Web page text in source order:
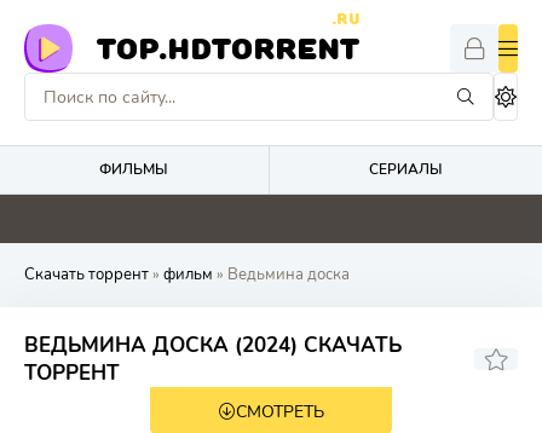
TOP.HDTORRENT
.RU
ФИЛЬМЫ СЕРИАЛЫ
0 0 0 0
Скачать торрент» фильм » Ведьмина доска
ВЕДЬМИНА ДОСКА (2024) СКАЧАТЬ
ТОРРЕНТ
5.729 5.7
СМОТРЕТЬ